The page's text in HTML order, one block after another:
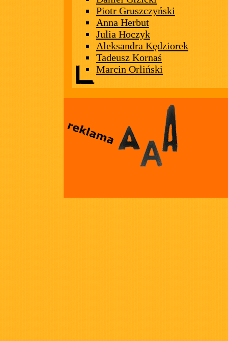
Piotr Gruszczyński
Anna Herbut
Julia Hoczyk
Aleksandra Kędziorek
Tadeusz Kornaś
Marcin Orliński